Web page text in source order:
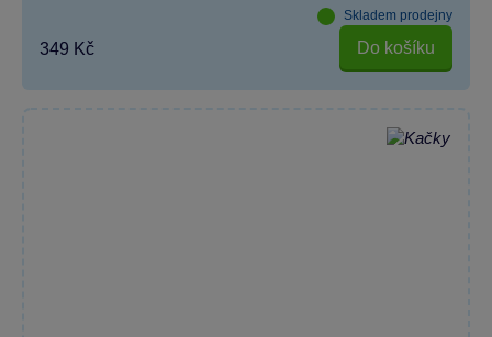
Skladem prodejny
349 Kč Do košíku